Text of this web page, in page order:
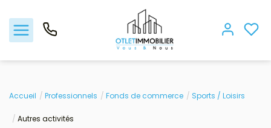
Acheter
Accueil Professionnels Fonds de commerce Sports / Loisirs
Autres activités